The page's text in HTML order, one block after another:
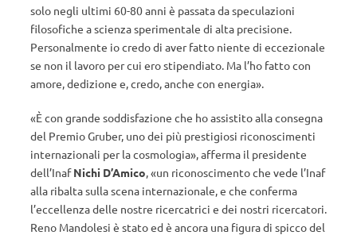
solo negli ultimi 60-80 anni è passata da speculazioni
filosofiche a scienza sperimentale di alta precisione.
Personalmente io credo di aver fatto niente di eccezionale
se non il lavoro per cui ero stipendiato. Ma l’ho fatto con
amore, dedizione e, credo, anche con energia».
«È con grande soddisfazione che ho assistito alla consegna
del Premio Gruber, uno dei più prestigiosi riconoscimenti
internazionali per la cosmologia», afferma il presidente
dell’InafNichi D’Amico, «un riconoscimento che vede l’Inaf
alla ribalta sulla scena internazionale, e che conferma
l’eccellenza delle nostre ricercatrici e dei nostri ricercatori.
Reno Mandolesi è stato ed è ancora una figura di spicco del